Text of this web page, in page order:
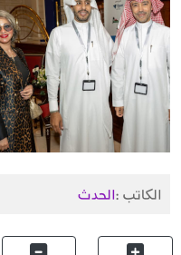
الكاتب :الحدث